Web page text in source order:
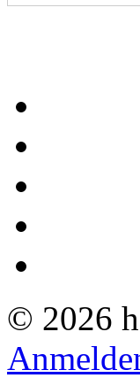
© 2026